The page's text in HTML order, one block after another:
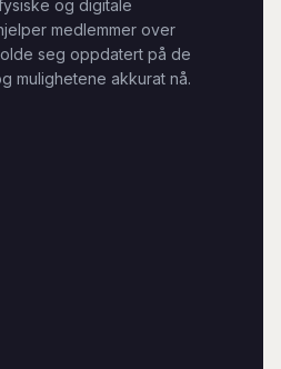
og digitale
medlemmer over
seg oppdatert på de
mulighetene akkurat nå.